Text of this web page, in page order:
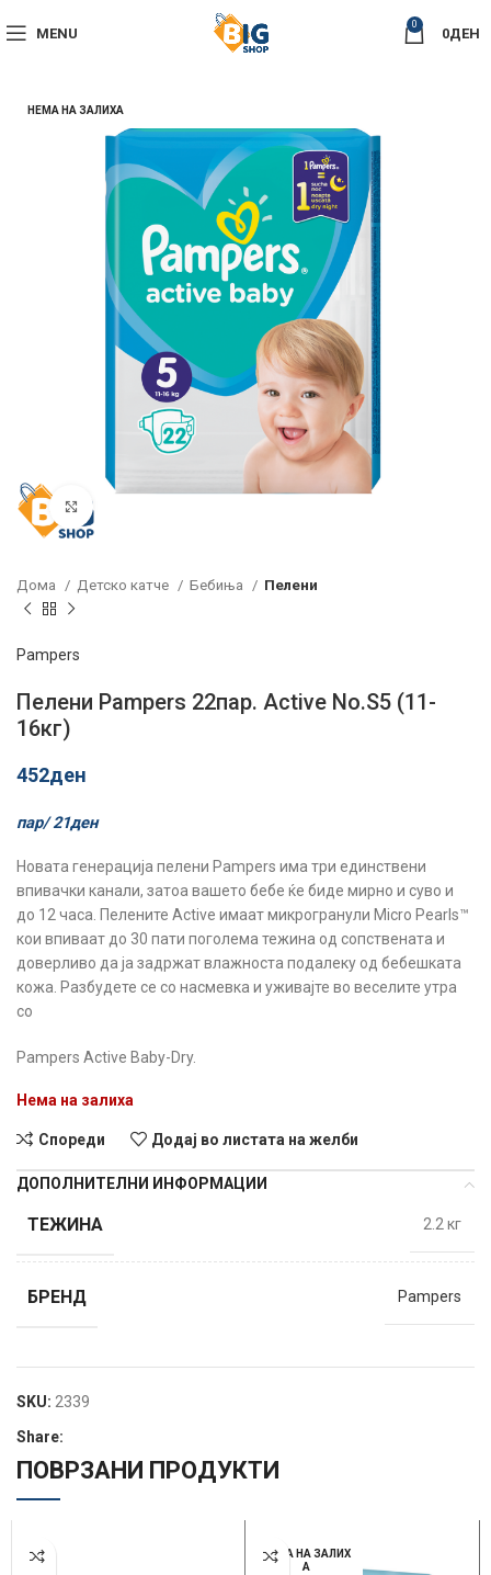
MENU
0
0ДЕН
НЕМА НА ЗАЛИХА
Click to enlarge
Дома Детско катче Бебиња Пелени
Pampers
Пелени Pampers 22пар. Active No.S5 (11-
16кг)
452ден
пар/ 21ден
Новата генерација пелени Pampers има три единствени
впивачки канали, затоа вашето бебе ќе биде мирно и суво и
до 12 часа. Пелените Active имаат микрогранули Micro Pearls™
кои впиваат до 30 пати поголема тежина од сопствената и
доверливо да ја задржат влажноста подалеку од бебешката
кожа. Разбудете се со насмевка и уживајте во веселите утра
со
Pampers Active Baby-Dry.
Нема на залиха
Спореди Додај во листата на желби
ДОПОЛНИТЕЛНИ ИНФОРМАЦИИ
ТЕЖИНА 2.2 кг
БРЕНД Pampers
SKU: 2339
Share:
ПОВРЗАНИ ПРОДУКТИ
НЕМА НА ЗАЛИХ
А